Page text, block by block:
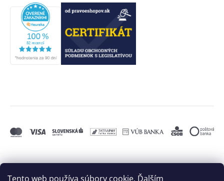
Tento web používa súbory cookie. Ďalším